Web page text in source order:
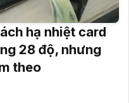
hạ nhiệt card
28 độ, nhưng
theo